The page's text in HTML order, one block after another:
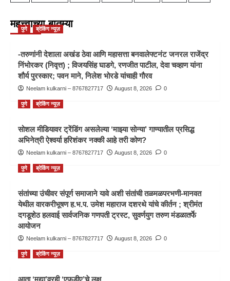
महत्त्वाच्या बातम्या
पुणे ब्रेकिंग न्यूज़
-तरुणांनी देशाला अखंड ठेवा आणि महासत्ता बनवालेफ्टनंट जनरल राजेंद्र
निंभोरकर (निवृत्त) ; विजयसिंह घाडगे, रणजीत पाटील, देवा चव्हाण यांना
शौर्य पुरस्कार; पवन माने, निलेश भोरडे यांचाही गौरव
Neelam kulkarni – 8767827717 August 8, 2026 0
पुणे ब्रेकिंग न्यूज़
सोशल मीडियावर ट्रेंडिंग असलेल्या ‘माझ्या सोन्या’ गाण्यातील प्रसिद्ध
अभिनेत्री ऐश्वर्या हरिशंकर नक्की आहे तरी कोण?
Neelam kulkarni – 8767827717 August 8, 2026 0
पुणे ब्रेकिंग न्यूज़
संतांच्या उंचीवर संपूर्ण समाजाने यावे अशी संतांची तळमळपरभणी-मानवत
येथील वारकरीभूषण ह.भ.प. उमेश महाराज दशरथे यांचे कीर्तन ; श्रीमंत
दगडूशेठ हलवाई सार्वजनिक गणपती ट्रस्ट, सुवर्णयुग तरुण मंडळातर्फे
आयोजन
Neelam kulkarni – 8767827717 August 8, 2026 0
पुणे ब्रेकिंग न्यूज़
आता ‘मद्या’वरही ‘एफडीए’चे लक्ष